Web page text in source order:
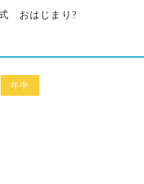
おはじまり?
年中